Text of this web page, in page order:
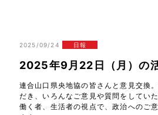
2025/09/24 日報
2025年9月22日（月）の
連合山口県央地協の皆さんと意見交換
だき、いろんなご意見や質問をしてい
働く者、生活者の視点で、政治へのご